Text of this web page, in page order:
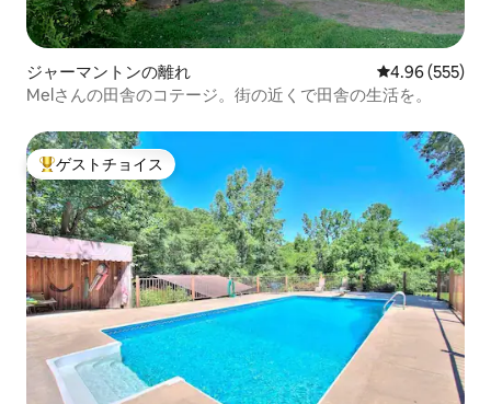
ジャーマントンの離れ レビュー555
4.96 (555)
Melさんの田舎のコテージ。街の近くで田舎の生活を。
大好評のゲストチョイスです。
ゲストチョイス